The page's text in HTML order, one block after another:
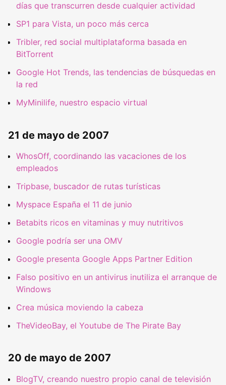
días que transcurren desde cualquier actividad
SP1 para Vista, un poco más cerca
Tribler, red social multiplataforma basada en
BitTorrent
Google Hot Trends, las tendencias de búsquedas en
la red
MyMinilife, nuestro espacio virtual
21 de mayo de 2007
WhosOff, coordinando las vacaciones de los
empleados
Tripbase, buscador de rutas turísticas
Myspace España el 11 de junio
Betabits ricos en vitaminas y muy nutritivos
Google podría ser una OMV
Google presenta Google Apps Partner Edition
Falso positivo en un antivirus inutiliza el arranque de
Windows
Crea música moviendo la cabeza
TheVideoBay, el Youtube de The Pirate Bay
20 de mayo de 2007
BlogTV, creando nuestro propio canal de televisión